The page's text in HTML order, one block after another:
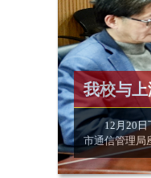
我校与
12月20日下
市通信管理局